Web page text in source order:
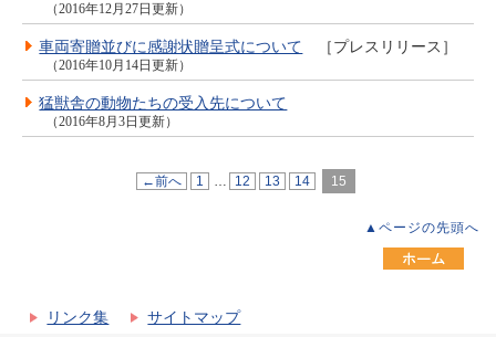
（2016年12月27日更新）
車両寄贈並びに感謝状贈呈式について
（2016年10月14日更新）
［プレスリリース］
猛獣舎の動物たちの受入先について
（2016年8月3日更新）
←前へ 1 12 13 14 15
▲ページの先頭へ
リンク集 サイトマップ